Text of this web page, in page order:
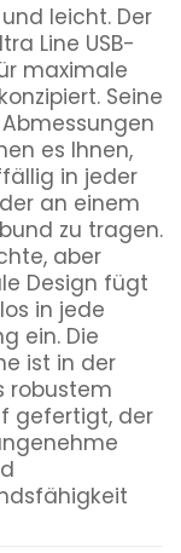
leicht. Der
Line USB-
maximale
Seine
es Ihnen,
in jeder
an einem
zu tragen.
aber
Design fügt
in jede
ein. Die
ist in der
robustem
gefertigt, der